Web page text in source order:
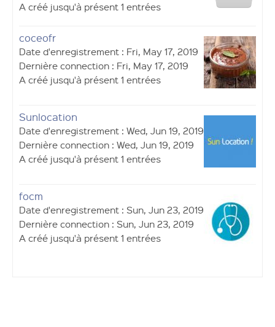
A créé jusqu'à présent 1 entrées
coceofr
Date d'enregistrement : Fri, May 17, 2019
Dernière connection : Fri, May 17, 2019
A créé jusqu'à présent 1 entrées
Sunlocation
Date d'enregistrement : Wed, Jun 19, 2019
Dernière connection : Wed, Jun 19, 2019
A créé jusqu'à présent 1 entrées
focm
Date d'enregistrement : Sun, Jun 23, 2019
Dernière connection : Sun, Jun 23, 2019
A créé jusqu'à présent 1 entrées